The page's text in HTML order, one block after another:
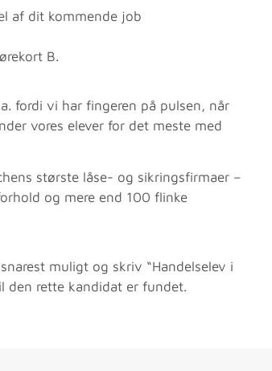
af dit kommende job
B.
fordi vi har fingeren på pulsen, når
vores elever for det meste med
største låse- og sikringsfirmaer –
og mere end 100 flinke
muligt og skriv “Handelselev i
den rette kandidat er fundet.